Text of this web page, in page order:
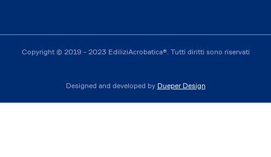
Copyright © 2019 - 2023 EdiliziAcrobatica®. Tutti diritti sono riservati
Designed and developed by Dueper Design